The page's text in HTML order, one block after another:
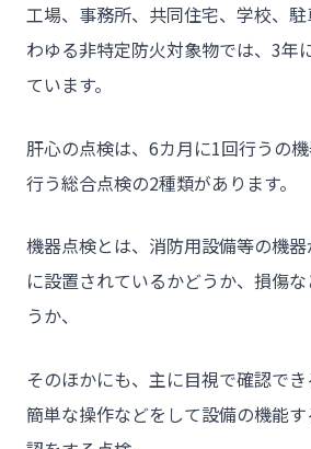
- 不動産管理会社様・アパートマ
- 工事業者様
- 施工事例
- ブログ＆ニュース
- 会社概要
- お問い合わせ
工場、事務所、共同住宅、学校、
わゆる非特定防火対象物では、3年
ています。
肝心の点検は、6カ月に1回行うの
行う総合点検の2種類があります。
機器点検とは、消防用設備等の機
に設置されているかどうか、損傷
うか、
そのほかにも、主に目視で確認でき
簡単な操作などをして設備の機能